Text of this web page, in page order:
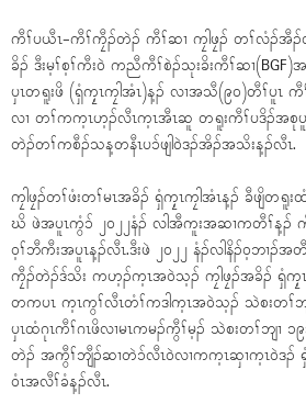
ကီၢ်ပယီၤ-ကီၢ်ကၠီၣ်တဲၣ် ကီၢ်ဆၢ ကၠါဖၠၣ် တၢ်လံၣ်အီၣ်လီ
ခိၣ် ဒီးမ့ၢ်စ့ၢ်ကီးဝဲ ကညီကီၢ်စဲၣ်သုးခိးကီၢ်ဆၢ
ပှၤတရူးဖိ (ရှံကၠ့ၤကၠါအံၤ)န့ၣ် လၢအသီ(၉၀)တီၢ်ပူၤ
လၢ တၢ်ကက့ၤဟ့ၣ်လီၤက့ၤအီၤဆူ တရူးကီၢ်ပဒိၣ်အစု
တဲၣ်တၢ်ကစီၣ်သန့တနီၤပၥ်ဖျါဝဲဒၣ်အိၣ်အသိးန့ၣ်လီၤ.
ကၠါဖၠၣ်တၢ်ဖံးတၢ်မၤအခိၣ် ရှံကၠ့ၤကၠါအံၤန့ၣ် ခီဖျိ
ဃိ ဖဲအပူၤကွံၥ် ၂၀၂၂နံၣ် လါအီကူးအဆၢကတီၢ်န့ၣ်
ဝ့ၢ်ဘီကီးအပူၤန့ၣ်လီၤ.ဒီးဖဲ ၂၀၂၂ နံၣ်လါနိၣ်ဝ့ဘၢၣ်
ကၠီၣ်တဲၣ်ဒ်သိး ကဟ့ၣ်က့ၤအဝဲသ့ၣ် ကၠါဖၠၣ်အခိၣ် ရှံ
တကပၤ က့ၤကွၢ်လီၤတံၢ်ကဒါက့ၤအဝဲသ့ၣ် သဲစးတၢ်ဘ
ပှၤထံဂုၤကီၢ်ဂၤဖိလၢမၤကမၣ်ကွီၢ်မ့ၣ် သဲစးတၢ်ဘျၢ
တဲၣ် အကွီၢ်ဘျီၣ်ဆၢတဲၥ်လီၤဝဲလၢကက့ၤဆှၢက့ၤဝဲဒၣ်
ဝံၤအလီၢ်ခံန့ၣ်လီၤ.